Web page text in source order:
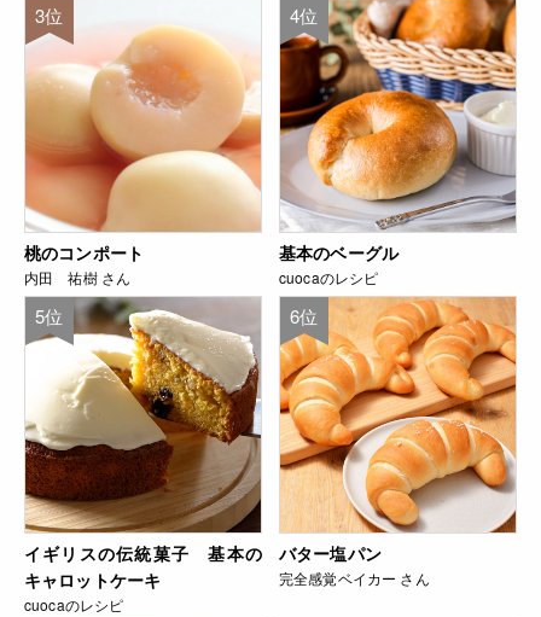
3位
桃のコンポート
内田 祐樹 さん
4位
基本のベーグル
cuocaのレシピ
5位
イギリスの伝統菓子 基本の
キャロットケーキ
cuocaのレシピ
6位
バター塩パン
完全感覚ベイカー さん